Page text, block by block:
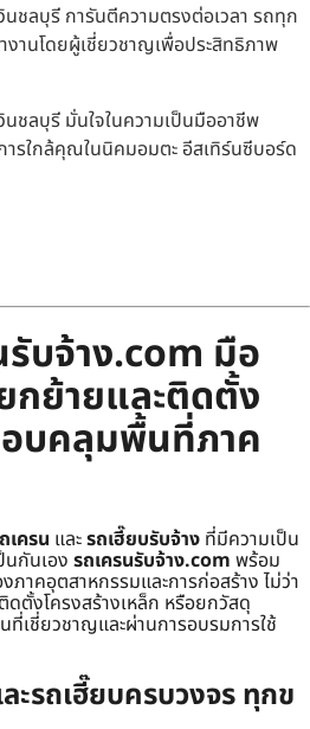
ชลบุรี การันตีความตรงต่อเวลา รถทุก
านโดยผู้เชี่ยวชาญเพื่อประสิทธิภาพ
ชลบุรี มั่นใจในความเป็นมืออาชีพ
รใกล้คุณในนิคมอมตะ อีสเทิร์นซีบอร์ด
รับจ้าง.com มือ
กย้ายและติดตั้ง
บคลุมพื้นที่ภาค
เครน และรถเฮี๊ยบรับจ้าง ที่มีความเป็น
นกันเอง รถเครนรับจ้าง.com พร้อม
าคอุตสาหกรรมและการก่อสร้าง ไม่ว่า
ตั้งโครงสร้างเหล็ก หรือยกวัสดุ
เชี่ยวชาญและผ่านการอบรมการใช้
ะรถเฮี๊ยบครบวงจร ทุกข